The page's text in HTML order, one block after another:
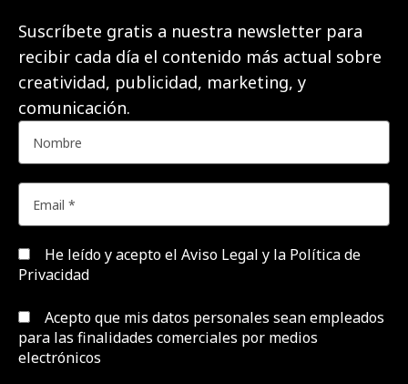
Suscríbete gratis a nuestra newsletter para
recibir cada día el contenido más actual sobre
creatividad, publicidad, marketing, y
comunicación.
He leído y acepto el Aviso Legal y la Política de
Privacidad
Acepto que mis datos personales sean empleados
para las finalidades comerciales por medios
electrónicos